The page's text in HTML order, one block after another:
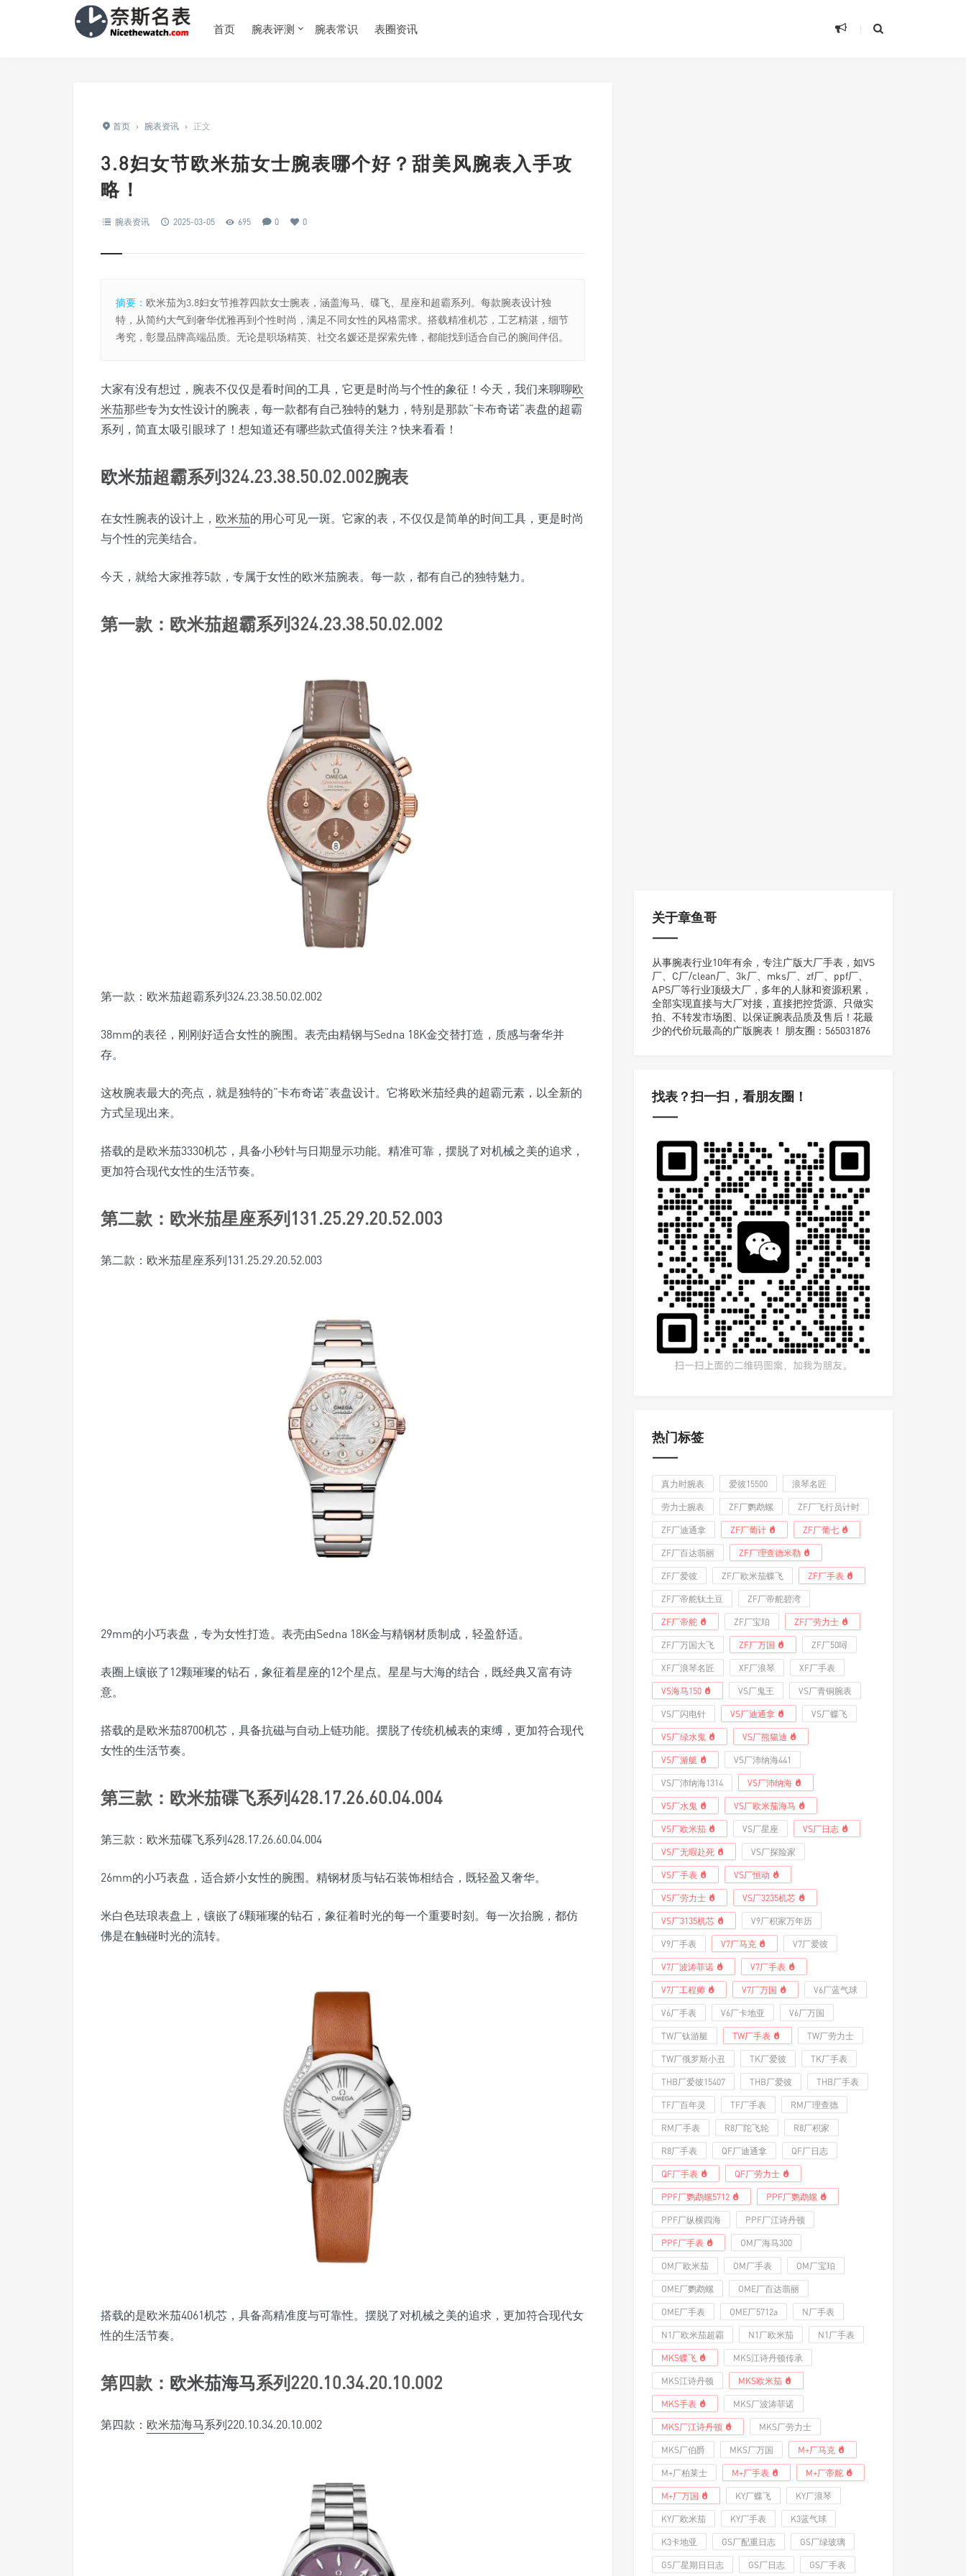
首页 腕表评测 腕表常识 表圈资讯
首页 › 腕表资讯 › 正文
3.8妇女节欧米茄女士腕表哪个好？甜美风腕表入手攻
略！
腕表资讯 2025-03-05 695 0 0
摘要： 欧米茄为3.8妇女节推荐四款女士腕表，涵盖海马、碟飞、星座和超霸系列。每款腕表设计独
特，从简约大气到奢华优雅再到个性时尚，满足不同女性的风格需求。搭载精准机芯，工艺精湛，细节
考究，彰显品牌高端品质。无论是职场精英、社交名媛还是探索先锋，都能找到适合自己的腕间伴侣。
大家有没有想过，腕表不仅仅是看时间的工具，它更是时尚与个性的象征！今天，我们来聊聊欧
米茄那些专为女性设计的腕表，每一款都有自己独特的魅力，特别是那款“卡布奇诺”表盘的超霸
系列，简直太吸引眼球了！想知道还有哪些款式值得关注？快来看看！
欧米茄超霸系列324.23.38.50.02.002腕表
在女性腕表的设计上， 欧米茄的用心可见一斑。它家的表，不仅仅是简单的时间工具，更是时尚
与个性的完美结合。
今天，就给大家推荐5款，专属于女性的欧米茄腕表。每一款，都有自己的独特魅力。
第一款：欧米茄超霸系列324.23.38.50.02.002
第一款：欧米茄超霸系列324.23.38.50.02.002
38mm的表径，刚刚好适合女性的腕围。表壳由精钢与Sedna 18K金交替打造，质感与奢华并
存。
这枚腕表最大的亮点，就是独特的“卡布奇诺”表盘设计。它将欧米茄经典的超霸元素，以全新的
方式呈现出来。
搭载的是欧米茄3330机芯，具备小秒针与日期显示功能。精准可靠，摆脱了对机械之美的追求，
更加符合现代女性的生活节奏。
第二款：欧米茄星座系列131.25.29.20.52.003
第二款：欧米茄星座系列131.25.29.20.52.003
29mm的小巧表盘，专为女性打造。表壳由Sedna 18K金与精钢材质制成，轻盈舒适。
表圈上镶嵌了12颗璀璨的钻石，象征着星座的12个星点。星星与大海的结合，既经典又富有诗
意。
搭载的是欧米茄8700机芯，具备抗磁与自动上链功能。摆脱了传统机械表的束缚，更加符合现代
女性的生活节奏。
第三款：欧米茄碟飞系列428.17.26.60.04.004
第三款：欧米茄碟飞系列428.17.26.60.04.004
26mm的小巧表盘，适合娇小女性的腕围。精钢材质与钻石装饰相结合，既轻盈又奢华。
米白色珐琅表盘上，镶嵌了6颗璀璨的钻石，象征着时光的每一个重要时刻。每一次抬腕，都仿
佛是在触碰时光的流转。
搭载的是欧米茄4061机芯，具备高精准度与可靠性。摆脱了对机械之美的追求，更加符合现代女
性的生活节奏。
第四款： 欧米茄海马系列220.10.34.20.10.002
第四款： 欧米茄海马系列220.10.34.20.10.002
关于章鱼哥
从事腕表行业10年有余，专注广版大厂手表，如VS
厂、C厂/clean厂、3k厂、mks厂、zf厂、ppf厂、
APS厂等行业顶级大厂，多年的人脉和资源积累，
全部实现直接与大厂对接，直接把控货源、只做实
拍、不转发市场图、以保证腕表品质及售后！花最
少的代价玩最高的广版腕表！ 朋友圈：565031876
找表？扫一扫，看朋友圈！
热门标签
真力时腕表 爱彼15500 浪琴名匠
劳力士腕表 ZF厂鹦鹉螺 ZF厂飞行员计时
ZF厂迪通拿 ZF厂葡计 ZF厂葡七
ZF厂百达翡丽 ZF厂理查德米勒
ZF厂爱彼 ZF厂欧米茄蝶飞 ZF厂手表
ZF厂帝舵钛土豆 ZF厂帝舵碧湾
ZF厂帝舵 ZF厂宝珀 ZF厂劳力士
ZF厂万国大飞 ZF厂万国 ZF厂50噚
XF厂浪琴名匠 XF厂浪琴 XF厂手表
VS海马150 VS厂鬼王 VS厂青铜腕表
VS厂闪电针 VS厂迪通拿 VS厂蝶飞
VS厂绿水鬼 VS厂熊猫迪
VS厂游艇 VS厂沛纳海441
VS厂沛纳海1314 VS厂沛纳海
VS厂水鬼 VS厂欧米茄海马
VS厂欧米茄 VS厂星座 VS厂日志
VS厂无暇赴死 VS厂探险家
VS厂手表 VS厂恒动
VS厂劳力士 VS厂3235机芯
VS厂3135机芯 V9厂积家万年历
V9厂手表 V7厂马克 V7厂爱彼
V7厂波涛菲诺 V7厂手表
V7厂工程师 V7厂万国 V6厂蓝气球
V6厂手表 V6厂卡地亚 V6厂万国
TW厂钛游艇 TW厂手表 TW厂劳力士
TW厂俄罗斯小丑 TK厂爱彼 TK厂手表
THB厂爱彼15407 THB厂爱彼 THB厂手表
TF厂百年灵 TF厂手表 RM厂理查德
RM厂手表 R8厂陀飞轮 R8厂积家
R8厂手表 QF厂迪通拿 QF厂日志
QF厂手表 QF厂劳力士
PPF厂鹦鹉螺5712 PPF厂鹦鹉螺
PPF厂纵横四海 PPF厂江诗丹顿
PPF厂手表 OM厂海马300
OM厂欧米茄 OM厂手表 OM厂宝珀
OME厂鹦鹉螺 OME厂百达翡丽
OME厂手表 OME厂5712a N厂手表
N1厂欧米茄超霸 N1厂欧米茄 N1厂手表
MKS蝶飞 MKS江诗丹顿传承
MKS江诗丹顿 MKS欧米茄
MKS手表 MKS厂波涛菲诺
MKS厂江诗丹顿 MKS厂劳力士
MKS厂伯爵 MKS厂万国 M+厂马克
M+厂柏莱士 M+厂手表 M+厂帝舵
M+厂万国 KY厂蝶飞 KY厂浪琴
KY厂欧米茄 KY厂手表 K3蓝气球
K3卡地亚 GS厂配重日志 GS厂绿玻璃
GS厂星期日日志 GS厂日志 GS厂手表